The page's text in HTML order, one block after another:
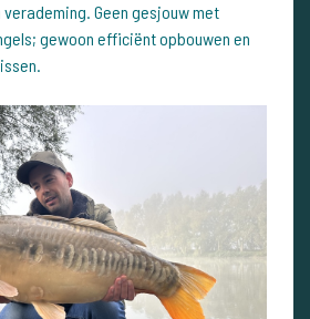
Geen gesjouw met
gewoon efficiënt opbouwen en